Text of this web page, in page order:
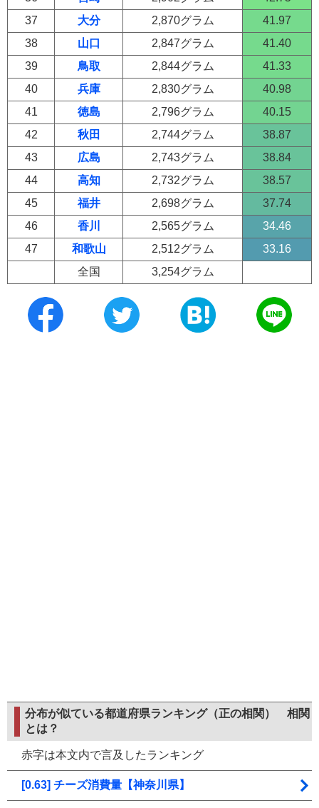
37
大分 2,870グラム
41.97
38
山口 2,847グラム
41.40
39
鳥取 2,844グラム
41.33
40
兵庫 2,830グラム
40.98
41
徳島 2,796グラム
40.15
42
秋田 2,744グラム
38.87
43
広島 2,743グラム
38.84
44
高知 2,732グラム
38.57
45
福井 2,698グラム
37.74
46
香川 2,565グラム
34.46
47
和歌山 2,512グラム
33.16
全国
3,254グラム
分布が似ている都道府県ランキング（正の相関） 相関
とは？
赤字は本文内で言及したランキング
[0.63] チーズ消費量【神奈川県】